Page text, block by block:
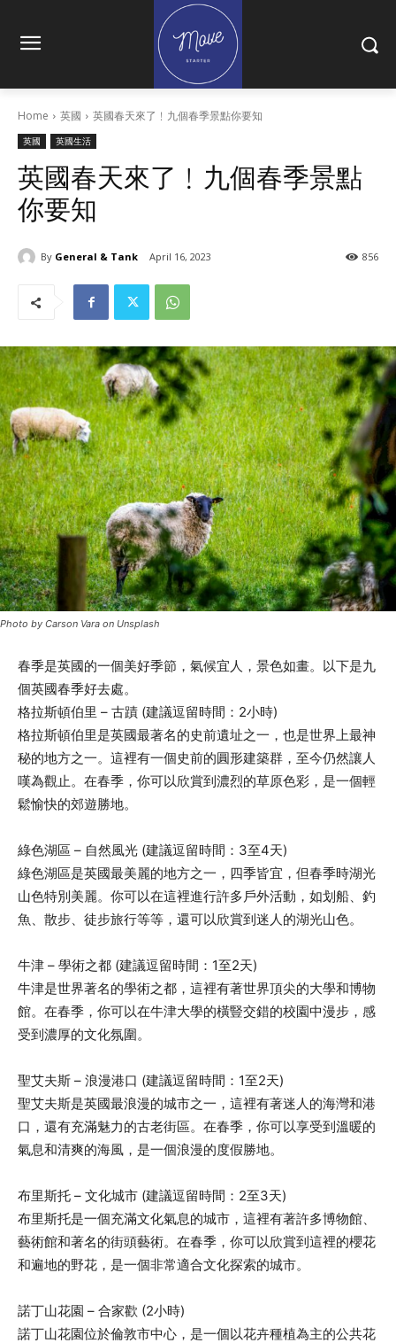
Home 英國 英國春天來了﹗九個春季景點你要知
英國 英國生活
英國春天來了﹗九個春季景點
你要知
By General & Tank April 16, 2023 856
Photo by Carson Vara on Unsplash
春季是英國的一個美好季節，氣候宜人，景色如畫。以下是九
個英國春季好去處。
格拉斯頓伯里 – 古蹟 (建議逗留時間：2小時)
格拉斯頓伯里是英國最著名的史前遺址之一，也是世界上最神
秘的地方之一。這裡有一個史前的圓形建築群，至今仍然讓人
嘆為觀止。在春季，你可以欣賞到濃烈的草原色彩，是一個輕
鬆愉快的郊遊勝地。
綠色湖區 – 自然風光 (建議逗留時間：3至4天)
綠色湖區是英國最美麗的地方之一，四季皆宜，但春季時湖光
山色特別美麗。你可以在這裡進行許多戶外活動，如划船、釣
魚、散步、徒步旅行等等，還可以欣賞到迷人的湖光山色。
牛津 – 學術之都 (建議逗留時間：1至2天)
牛津是世界著名的學術之都，這裡有著世界頂尖的大學和博物
館。在春季，你可以在牛津大學的橫豎交錯的校園中漫步，感
受到濃厚的文化氛圍。
聖艾夫斯 – 浪漫港口 (建議逗留時間：1至2天)
聖艾夫斯是英國最浪漫的城市之一，這裡有著迷人的海灣和港
口，還有充滿魅力的古老街區。在春季，你可以享受到溫暖的
氣息和清爽的海風，是一個浪漫的度假勝地。
布里斯托 – 文化城市 (建議逗留時間：2至3天)
布里斯托是一個充滿文化氣息的城市，這裡有著許多博物館、
藝術館和著名的街頭藝術。在春季，你可以欣賞到這裡的櫻花
和遍地的野花，是一個非常適合文化探索的城市。
諾丁山花園 – 合家歡 (2小時)
諾丁山花園位於倫敦市中心，是一個以花卉種植為主的公共花